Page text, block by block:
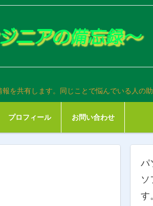
を共有します。同じことで悩んでいる人の助
プロフィール お問い合わせ
パ
ソ
す